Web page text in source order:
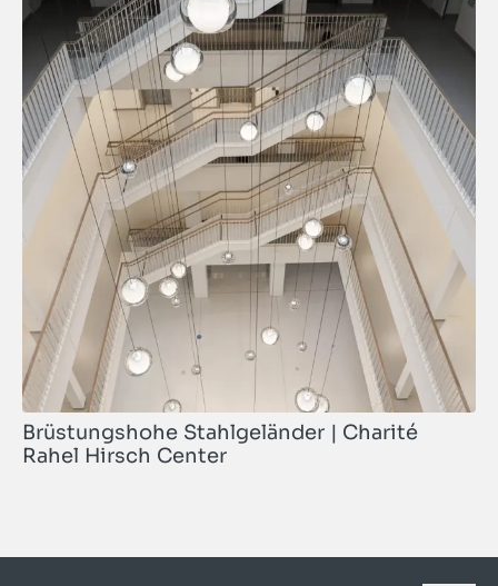
Brüstungshohe Stahlgeländer | Charité
Rahel Hirsch Center